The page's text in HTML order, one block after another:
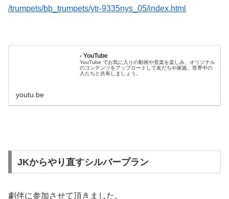
/trumpets/bb_trumpets/ytr-9335nys_05/index.html
- YouTube
YouTube でお気に入りの動画や音楽を楽しみ、オリジナル
のコンテンツをアップロードして友だちや家族、世界中の
人たちと共有しましょう。
youtu.be
JKからやり直すシルバープラン
劇伴に参加させて頂きました。